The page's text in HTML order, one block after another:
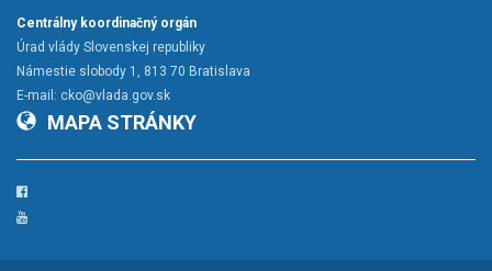
Centrálny koordinačný orgán
Úrad vlády Slovenskej republiky
Námestie slobody 1, 813 70 Bratislava
E-mail: cko@vlada.gov.sk
MAPA STRÁNKY
Facebook
YouTube